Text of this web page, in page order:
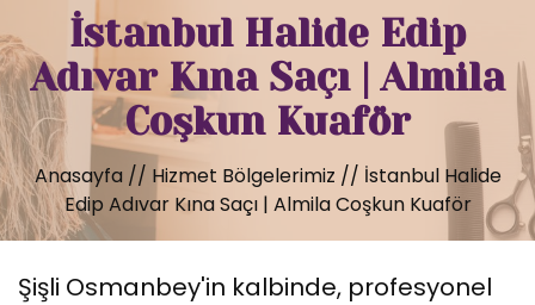
İstanbul Halide Edip
Adıvar Kına Saçı | Almila
Coşkun Kuaför
Anasayfa // Hizmet Bölgelerimiz // İstanbul Halide
Edip Adıvar Kına Saçı | Almila Coşkun Kuaför
Şişli Osmanbey'in kalbinde, profesyonel